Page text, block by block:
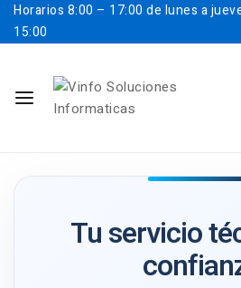
Horarios 8:00 – 17:00 de lunes a
15:00
Tu servicio